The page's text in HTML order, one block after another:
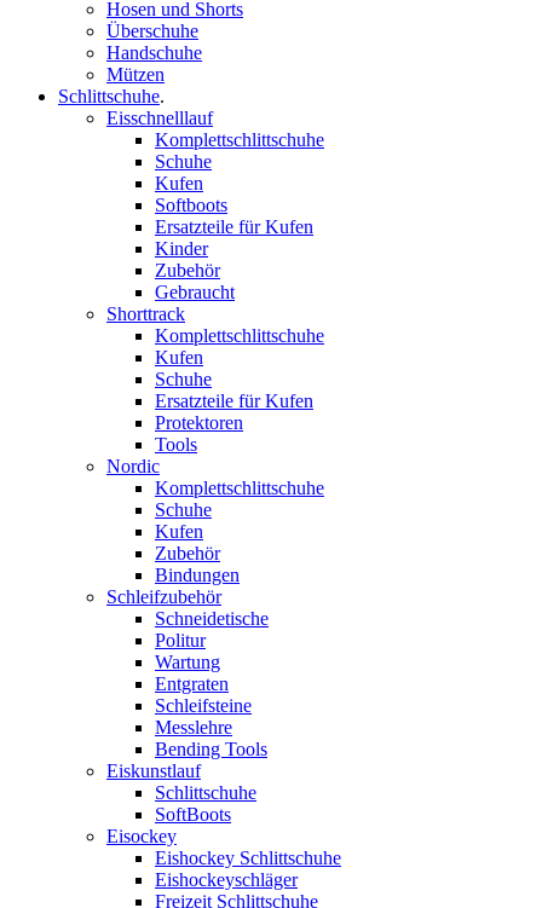
Hosen und Shorts
Überschuhe
Handschuhe
Mützen
Schlittschuhe.
Eisschnelllauf
Komplettschlittschuhe
Schuhe
Kufen
Softboots
Ersatzteile für Kufen
Kinder
Zubehör
Gebraucht
Shorttrack
Komplettschlittschuhe
Kufen
Schuhe
Ersatzteile für Kufen
Protektoren
Tools
Nordic
Komplettschlittschuhe
Schuhe
Kufen
Zubehör
Bindungen
Schleifzubehör
Schneidetische
Politur
Wartung
Entgraten
Schleifsteine
Messlehre
Bending Tools
Eiskunstlauf
Schlittschuhe
SoftBoots
Eisockey
Eishockey Schlittschuhe
Eishockeyschläger
Freizeit Schlittschuhe